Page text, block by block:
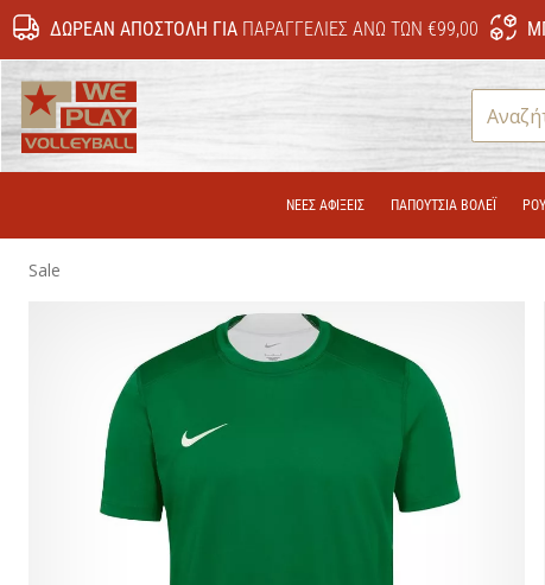
ΔΩΡΕΆΝ ΑΠΟΣΤΟΛΉ ΓΙΑΠΑΡΑΓΓΕΛΊΕΣ ΆΝΩ ΤΩΝ €99,00
ΝΕΕΣ ΑΦΙΞΕΙΣ ΠΑΠΟΎΤΣΙΑ ΒΌΛΕΪ
Sale